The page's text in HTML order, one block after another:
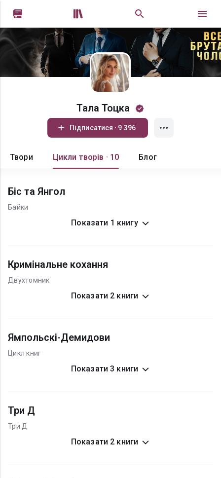
 
Тала Тоцка
Підписатися · 9 396
Твори Цикли творів · 10 Блог
Біс та Янгол
Байки
Показати 1 книгу
Кримінальне кохання
Двухтомник
Показати 2 книги
Ямпольскі-Демидови
Цикл книг
Показати 3 книги
Три Д
Три Д
Показати 2 книги